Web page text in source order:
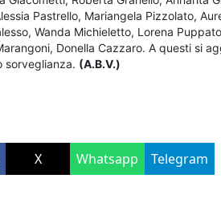
Pastrello, Mariangela Pizzolato,
Wanda Michieletto, Lorena
Donella Cazzaro. A questi si
sorveglianza. (A.B.V.)
X Whatsapp Telegram